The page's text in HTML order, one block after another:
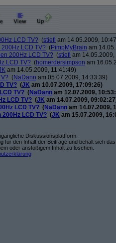
LCD TV? (stiefl am 14.05.2009,
LCD TV? (PimpMyBrain am
200Hz LCD TV? (stiefl am 14.05.2009,
LCD TV? (homerdersimpson am
am 14.05.2009, 11:41:49)
(NaDann am 05.07.2009, 14:33:39)
TV? (JK am 10.07.2009, 17:09:26)
TV? (NaDann am 12.07.2009,
LCD TV? (JK am 14.07.2009,
LCD TV? (NaDann am 14.07.2009,
200Hz LCD TV? (JK am 15.07.2009,
Diskussionsplattform.
für den Inhalt der Beiträge und behält sich das
oder anstößigem Inhalt zu löschen.